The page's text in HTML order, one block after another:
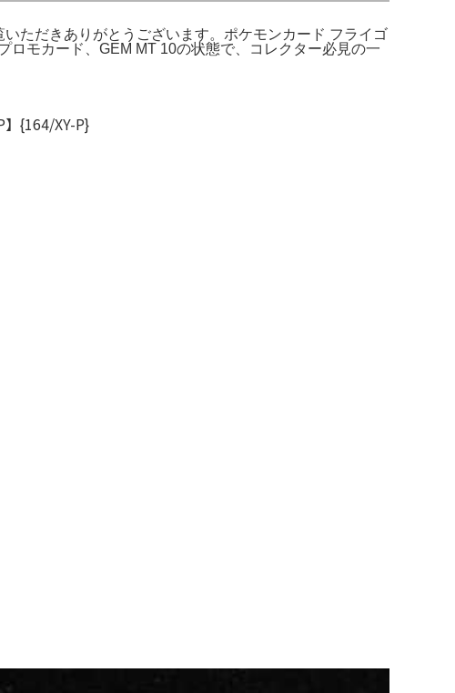
ただきありがとうございます。ポケモンカード フライゴ
モカード、GEM MT 10の状態で、コレクター必見の一